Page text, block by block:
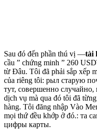
Sau đó đến phần thú vị —tài
cầu ” chứng minh ” 260
từ Đâu. Tôi đã phải sắp xếp
của riêng tôi: рыл старую
тут, совершенно
dịch vụ mà qua đó tôi đã
hàng. Tôi đăng nhập Vào
mọi thứ đều khớp ở đó.: та
цифры карты.